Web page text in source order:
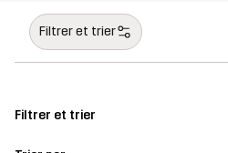
Filtrer et trier
Filtrer et trier